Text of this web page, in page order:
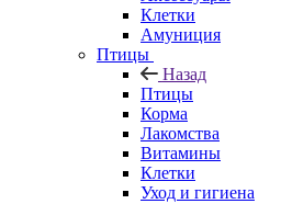
Клетки
Амуниция
Птицы
Назад
Птицы
Корма
Лакомства
Витамины
Клетки
Уход и гигиена